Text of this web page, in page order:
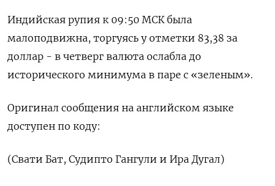
Индийская рупия к 09:50 МСК была
малоподвижна, торгуясь у отметки 83,38 за
доллар - в четверг валюта ослабла до
исторического минимума в паре с «зеленым».
Оригинал сообщения на английском языке
доступен по коду:
(Свати Бат, Судипто Гангули и Ира Дугал)